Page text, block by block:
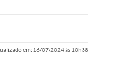
em: 16/07/2024 às 10h38